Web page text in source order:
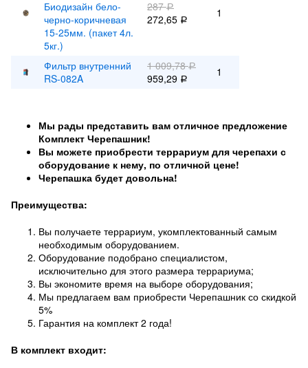
Биодизайн бело-
черно-коричневая
15-25мм. (пакет 4л.
5кг.)
287Р
272,65 Р
1
Фильтр внутренний
RS-082A
1 009,78Р
959,29 Р
1
Мы рады представить вам отличное предложение
Комплект Черепашник!
Вы можете приобрести террариум для черепахи с
оборудование к нему, по отличной цене!
Черепашка будет довольна!
Преимущества:
Вы получаете террариум, укомплектованный самым
необходимым оборудованием.
Оборудование подобрано специалистом,
исключительно для этого размера террариума;
Вы экономите время на выборе оборудования;
Мы предлагаем вам приобрести Черепашник со скидкой
5%
Гарантия на комплект 2 года!
В комплект входит: